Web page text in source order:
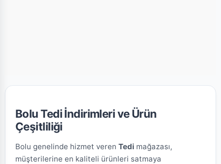
Bolu Tedi İndirimleri ve Ürün
Çeşitliliği
Bolu genelinde hizmet veren Tedi mağazası,
müşterilerine en kaliteli ürünleri satmaya